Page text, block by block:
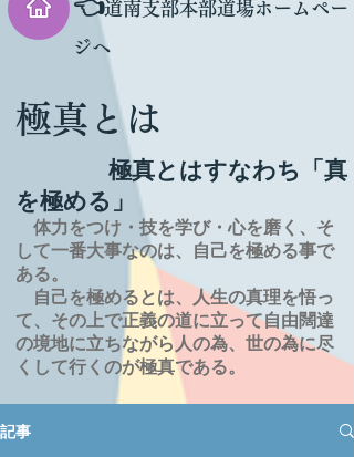
👈道南支部本部道場ホームペー
ジへ
極真とは
極真とはすなわち「真
を極める」
体力をつけ・技を学び・心を磨く、そ
して一番大事なのは、自己を極める事で
ある。
自己を極めるとは、
人生の真理を悟っ
て、その上で正義の道に立って自由闊達
の境地に立ちながら人の為、世の為に尽
くして行くのが極真である。
記事